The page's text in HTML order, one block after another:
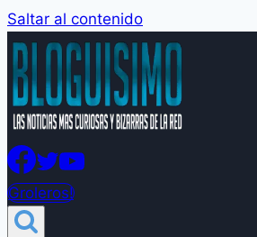
Saltar al contenido
Groleros!